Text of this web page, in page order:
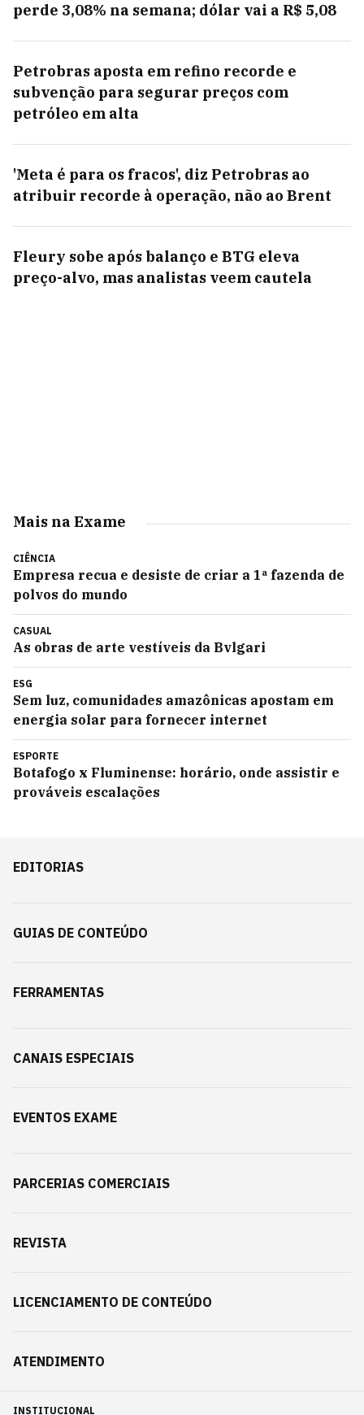
perde 3,08% na semana; dólar vai a R$ 5,08
Petrobras aposta em refino recorde e
subvenção para segurar preços com
petróleo em alta
'Meta é para os fracos', diz Petrobras ao
atribuir recorde à operação, não ao Brent
Fleury sobe após balanço e BTG eleva
preço-alvo, mas analistas veem cautela
Mais na Exame
CIÊNCIA
Empresa recua e desiste de criar a 1ª fazenda de
polvos do mundo
CASUAL
As obras de arte vestíveis da Bvlgari
ESG
Sem luz, comunidades amazônicas apostam em
energia solar para fornecer internet
ESPORTE
Botafogo x Fluminense: horário, onde assistir e
prováveis escalações
EDITORIAS
GUIAS DE CONTEÚDO
FERRAMENTAS
CANAIS ESPECIAIS
EVENTOS EXAME
PARCERIAS COMERCIAIS
REVISTA
LICENCIAMENTO DE CONTEÚDO
ATENDIMENTO
INSTITUCIONAL